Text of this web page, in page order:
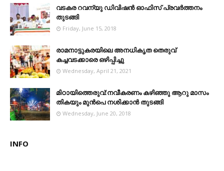
വടകര റവന്യു ഡിവിഷൻ ഓഫിസ് പ്രവർത്തനം
തുടങ്ങി
Friday, June 15, 2018
രാമനാട്ടുകരയിലെ അനധികൃത തെരുവ്
കച്ചവടക്കാരെ ഒഴിപ്പിച്ചു
Wednesday, April 21, 2021
മിഠായിത്തെരുവ്:നവീകരണം കഴിഞ്ഞു ആറു മാസം
തികയും മുൻപെ നശിക്കാൻ തുടങ്ങി
Wednesday, June 20, 2018
INFO